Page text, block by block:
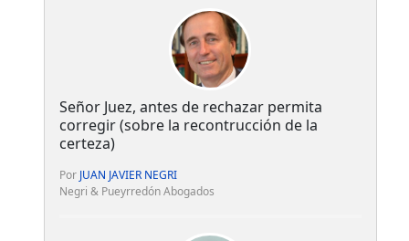
Señor Juez, antes de rechazar permita
corregir (sobre la recontrucción de la
certeza)
Por JUAN JAVIER NEGRI
Negri & Pueyrredón Abogados